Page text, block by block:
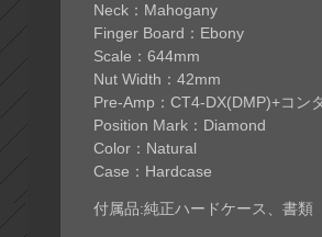
Neck：Mahogany
Finger Board：Ebony
Scale：644mm
Nut Width：42mm
Pre-Amp：CT4-DX(DMP)+コン
Position Mark：Diamond
Color：Natural
Case：Hardcase
付属品:純正ハードケース、書類